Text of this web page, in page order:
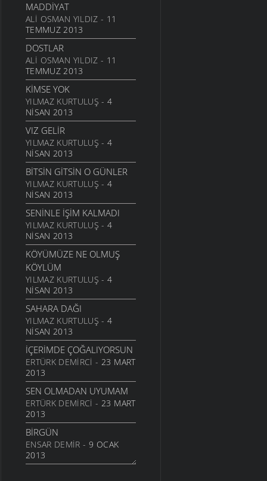
27 KASIM 2011
BILEMEDIM
24 KASIM 2011
VARDIR
5 KASIM 2011
TOPRAKTIR
5 KASIM 2011
BITTI ÖĞRETMENIM
22 AĞUSTOS 2011
GENÇIYAN
15 AĞUSTOS 2011
ALDIRMA GÜLÜM
13 AĞUSTOS 2011
BENDE VARIM
24 TEMMUZ 2011
SARI KIZ
16 TEMMUZ 2011
GELIN CANLAR
3 TEMMUZ 2011
ARTVINIM II
29 HAZIRAN 2011
İNANMIŞTIN
26 HAZIRAN 2011
MANILER
10 HAZIRAN 2011
SÜRDÜM ATIMI
3 HAZIRAN 2011
ARKADAŞ
1 HAZIRAN 2011
ŞIIRIM
31 MAYIS 2011
MADDIYAT
ALI OSMAN YILDIZ - 11
TEMMUZ 2013
DOSTLAR
ALI OSMAN YILDIZ - 11
TEMMUZ 2013
KIMSE YOK
YILMAZ KURTULUŞ - 4
NISAN 2013
VIZ GELIR
YILMAZ KURTULUŞ - 4
NISAN 2013
BITSIN GITSIN O GÜNLER
YILMAZ KURTULUŞ - 4
NISAN 2013
SENINLE İŞIM KALMADI
YILMAZ KURTULUŞ - 4
NISAN 2013
KÖYÜMÜZE NE OLMUŞ
KÖYLÜM
YILMAZ KURTULUŞ - 4
NISAN 2013
SAHARA DAĞI
YILMAZ KURTULUŞ - 4
NISAN 2013
İÇERIMDE ÇOĞALIYORSUN
ERTÜRK DEMIRCI - 23 MART
2013
SEN OLMADAN UYUMAM
ERTÜRK DEMIRCI - 23 MART
2013
BIRGÜN
ENSAR DEMIR - 9 OCAK
2013